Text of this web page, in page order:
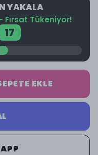
YAKALA
Fırsat Tükeniyor!
17
EKLE